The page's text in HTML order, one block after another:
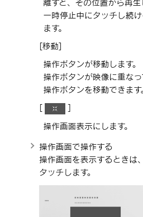
離すと、その位置から再生
一時停止中にタッチし続
ます。
[‍移動‍]
操作ボタンが移動します。
操作ボタンが映像に重なっ
操作ボタンを移動できます
[‍
‍]
操作画面表示にします。
操作画面で操作する
操作画面を表示するときは
タッチします。